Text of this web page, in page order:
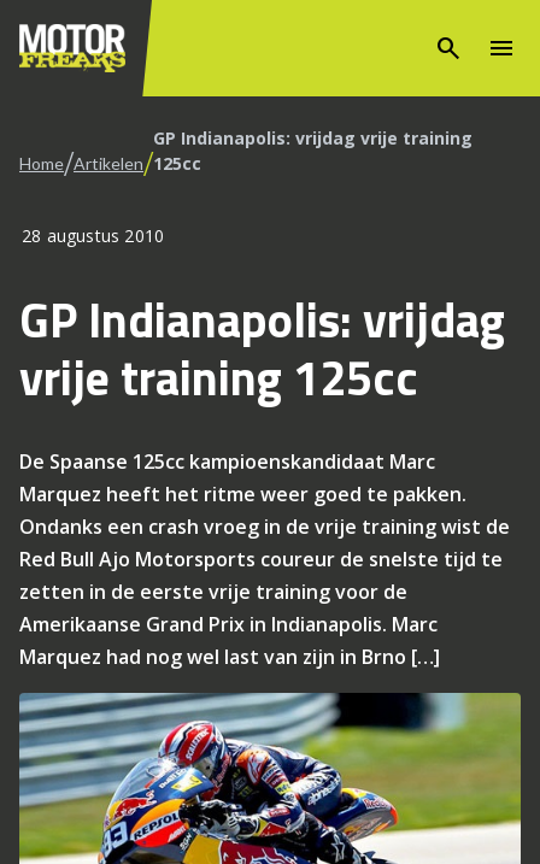
search menu
Home/Artikelen/GP Indianapolis: vrijdag vrije training
125cc
28 augustus 2010
GP Indianapolis: vrijdag
vrije training 125cc
De Spaanse 125cc kampioenskandidaat Marc
Marquez heeft het ritme weer goed te pakken.
Ondanks een crash vroeg in de vrije training wist de
Red Bull Ajo Motorsports coureur de snelste tijd te
zetten in de eerste vrije training voor de
Amerikaanse Grand Prix in Indianapolis. Marc
Marquez had nog wel last van zijn in Brno […]